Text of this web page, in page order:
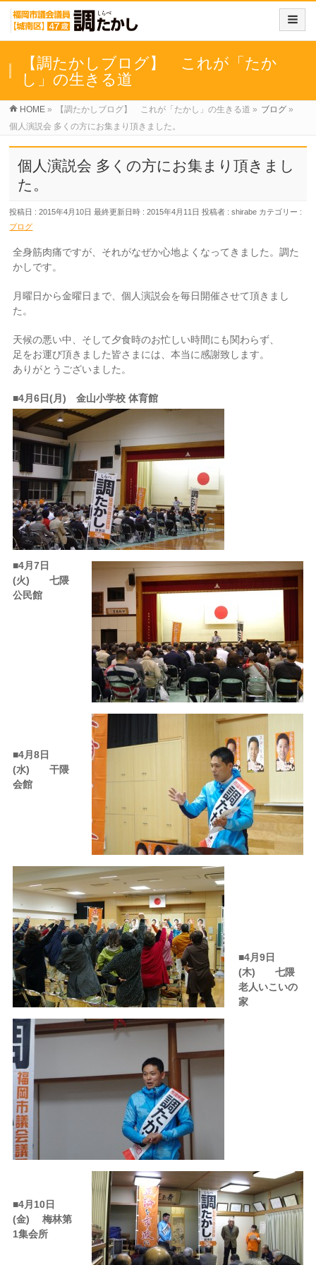
【調たかしブログ】 これが「たか
し」の生きる道
HOME » 【調たかしブログ】 これが「たかし」の生きる道 » ブログ »
個人演説会 多くの方にお集まり頂きました。
個人演説会 多くの方にお集まり頂きまし
た。
投稿日 : 2015年4月10日 最終更新日時 : 2015年4月11日 投稿者 :shirabe カテゴリー :
ブログ
全身筋肉痛ですが、それがなぜか心地よくなってきました。調た
かしです。
月曜日から金曜日まで、個人演説会を毎日開催させて頂きまし
た。
天候の悪い中、そして夕食時のお忙しい時間にも関わらず、
足をお運び頂きました皆さまには、本当に感謝致します。
ありがとうございました。
■4月6日(月) 金山小学校 体育館
■4月7日
(火) 七隈
公民館
■4月8日
(水) 干隈
会館
■4月9日
(木) 七隈
老人いこいの
家
■4月10日
(金) 梅林第
1集会所